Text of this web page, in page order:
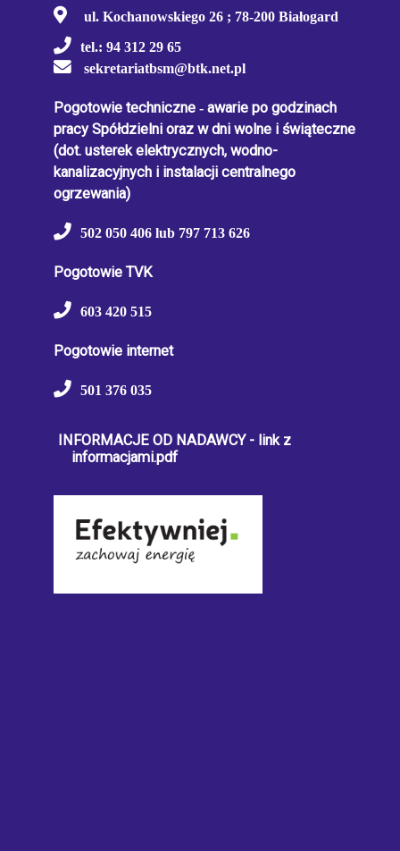
ul. Kochanowskiego 26 ; 78-200 Białogard
tel.: 94 312 29 65
sekretariatbsm@btk.net.pl
Pogotowie techniczne - awarie po godzinach
pracy Spółdzielni oraz w dni wolne i świąteczne
(dot. usterek elektrycznych, wodno-
kanalizacyjnych i instalacji centralnego
ogrzewania)
502 050 406 lub 797 713 626
Pogotowie TVK
603 420 515
Pogotowie internet
501 376 035
INFORMACJE OD NADAWCY - link z
informacjami.pdf